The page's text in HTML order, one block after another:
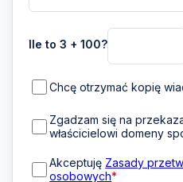
Ile to 3 + 100?
Chcę otrzymać kopię
Zgadzam się na
właścicielowi domeny
Akceptuję Zasady
osobowych*